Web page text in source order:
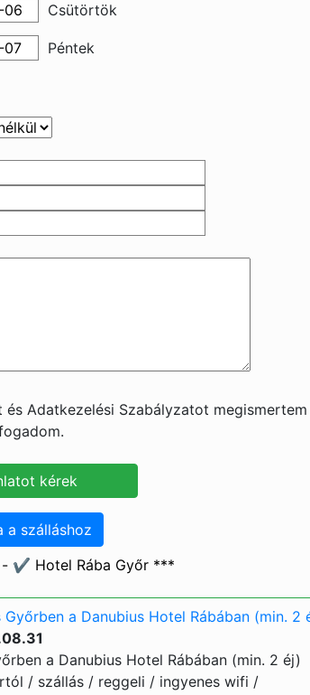
Csütörtök
Péntek
és Adatkezelési Szabályzatot megismertem
a szálláshoz
- ✔️ Hotel Rába Győr ***
a Danubius Hotel Rábában (min. 2
a Danubius Hotel Rábában (min. 2 éj)
/ szállás / reggeli / ingyenes wifi /